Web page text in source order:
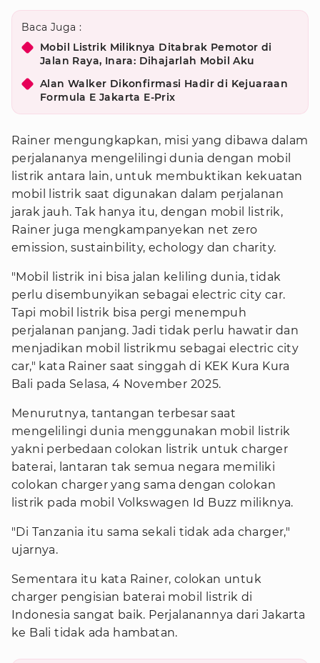
Baca Juga :
Mobil Listrik Miliknya Ditabrak Pemotor di
Jalan Raya, Inara: Dihajarlah Mobil Aku
Alan Walker Dikonfirmasi Hadir di Kejuaraan
Formula E Jakarta E-Prix
Rainer mengungkapkan, misi yang dibawa dalam
perjalananya mengelilingi dunia dengan mobil
listrik antara lain, untuk membuktikan kekuatan
mobil listrik saat digunakan dalam perjalanan
jarak jauh. Tak hanya itu, dengan mobil listrik,
Rainer juga mengkampanyekan net zero
emission, sustainbility, echology dan charity.
"Mobil listrik ini bisa jalan keliling dunia, tidak
perlu disembunyikan sebagai electric city car.
Tapi mobil listrik bisa pergi menempuh
perjalanan panjang. Jadi tidak perlu hawatir dan
menjadikan mobil listrikmu sebagai electric city
car," kata Rainer saat singgah di KEK Kura Kura
Bali pada Selasa, 4 November 2025.
Menurutnya, tantangan terbesar saat
mengelilingi dunia menggunakan mobil listrik
yakni perbedaan colokan listrik untuk charger
baterai, lantaran tak semua negara memiliki
colokan charger yang sama dengan colokan
listrik pada mobil Volkswagen Id Buzz miliknya.
"Di Tanzania itu sama sekali tidak ada charger,"
ujarnya.
Sementara itu kata Rainer, colokan untuk
charger pengisian baterai mobil listrik di
Indonesia sangat baik. Perjalanannya dari Jakarta
ke Bali tidak ada hambatan.